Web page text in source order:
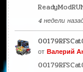
4 недели
отВалерий